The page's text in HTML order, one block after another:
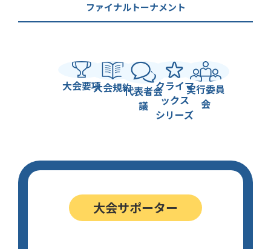
ファイナルトーナメント
大会要項大会規約代表者会
議
クライマ
ックス
シリーズ
実行委員
会
大会サポーター